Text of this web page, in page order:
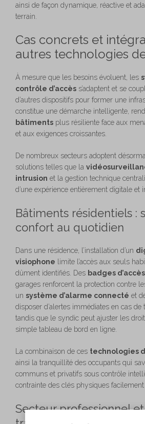
ainsi de façon dynamique, réactive et
terrain.
Cas concrets et
autres technologies
À mesure que les besoins évoluent, les
contrôle d’accès s’adaptent et se
d’autres dispositifs pour former une
constitue une démarche intelligente,
bâtiments plus résiliente face aux
et aux exigences croissantes.
De nombreux secteurs adoptent
solutions telles que la
intrusion et la gestion technique
d’une expérience entièrement digitale et
Bâtiments résidentiels :
confort au quotidien
Dans une résidence, l’installation d’un
visiophone limite l’accès aux seuls
dûment identifiés. Des badges d’accès
garages renforcent la protection contre
un système d’alarme connecté et
disposer d’alertes immédiates en cas de
tandis que le syndic peut ajuster les
simple tableau de bord en ligne.
La combinaison de ces technologies
ainsi la tranquillité des occupants qui
communs et privatifs sous contrôle
contrainte des clés physiques facilement
Secteur professionnel